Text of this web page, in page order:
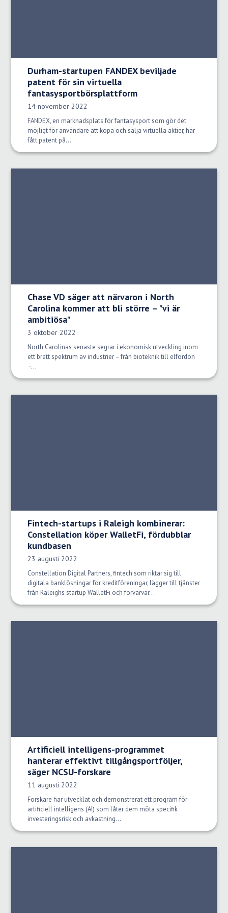
Durham-startupen FANDEX beviljade
patent för sin virtuella
fantasysportbörsplattform
Publiceringsdatum:
14 november 2022
FANDEX, en marknadsplats för fantasysport som gör det
möjligt för användare att köpa och sälja virtuella aktier, har
fått patent på...
Chase VD säger att närvaron i North
Carolina kommer att bli större – "vi är
ambitiösa"
Publiceringsdatum:
3 oktober 2022
North Carolinas senaste segrar i ekonomisk utveckling inom
ett brett spektrum av industrier – från bioteknik till elfordon
–...
Fintech-startups i Raleigh kombinerar:
Constellation köper WalletFi, fördubblar
kundbasen
Publiceringsdatum:
23 augusti 2022
Constellation Digital Partners, fintech som riktar sig till
digitala banklösningar för kreditföreningar, lägger till tjänster
från Raleighs startup WalletFi och förvärvar...
Artificiell intelligens-programmet
hanterar effektivt tillgångsportföljer,
säger NCSU-forskare
Publiceringsdatum:
11 augusti 2022
Forskare har utvecklat och demonstrerat ett program för
artificiell intelligens (AI) som låter dem möta specifik
investeringsrisk och avkastning...